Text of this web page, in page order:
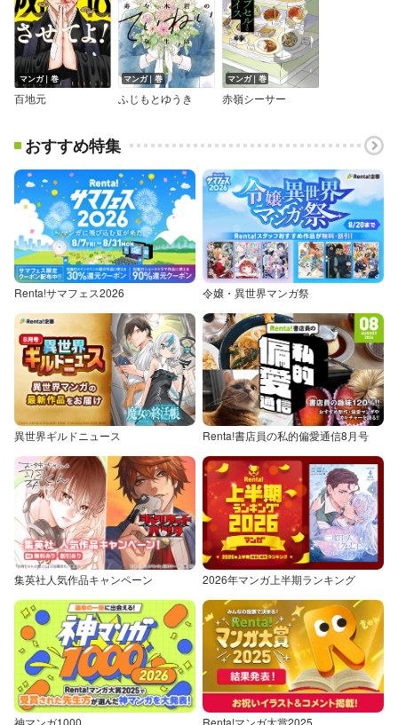
マンガ｜巻
百地元
マンガ｜巻
ふじもとゆうき
マンガ｜巻
赤嶺シーサー
おすすめ特集
Renta!サマフェス2026 令嬢・異世界マンガ祭
異世界ギルドニュース Renta!書店員の私的偏愛通信8月号
集英社人気作品キャンペーン 2026年マンガ上半期ランキング
神マンガ1000 Renta!マンガ大賞2025